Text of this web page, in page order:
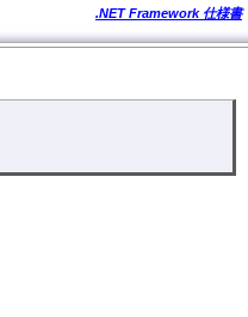
.NET Framework 仕様書